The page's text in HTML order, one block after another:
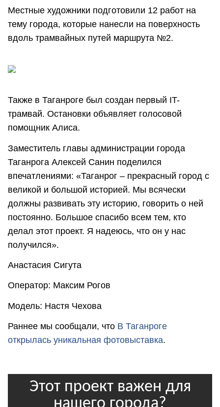
Местные художники подготовили 12 работ на
тему города, которые нанесли на поверхность
вдоль трамвайных путей маршрута №2.
Также в Таганроге был создан первый IT-
трамвай. Остановки объявляет голосовой
помощник Алиса.
Заместитель главы администрации города
Таганрога Алексей Санин поделился
впечатлениями: «Таганрог – прекрасный город с
великой и большой историей. Мы всячески
должны развивать эту историю, говорить о ней
постоянно. Большое спасибо всем тем, кто
делал этот проект. Я надеюсь, что он у нас
получился».
Анастасия Сигута
Оператор: Максим Рогов
Модель: Настя Чехова
Раннее мы сообщали, что В Таганроге
открылась уникальная фотовыставка.